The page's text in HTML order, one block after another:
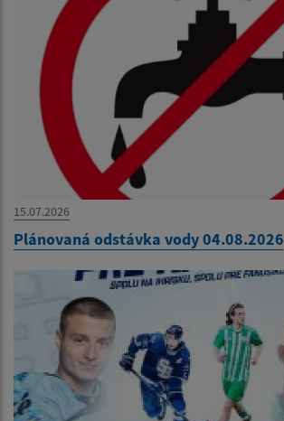
15.07.2026
Plánovaná odstávka vody 04.08.2026